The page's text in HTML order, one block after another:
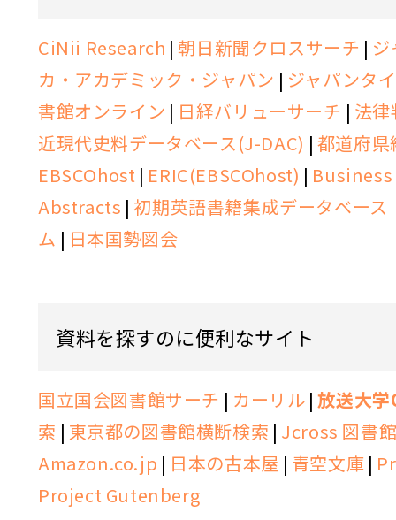
CiNii Research |朝日新聞クロスサーチ |
カ・アカデミック・ジャパン | ジャパンタ
書館オンライン | 日経バリューサーチ | 法
近現代史料データベース(J-DAC) | 都道府県
EBSCOhost | ERIC(EBSCOhost) |
Abstracts |初期英語書籍集成データベース
ム | 日本国勢図会
資料を探すのに便利なサイト
国立国会図書館サーチ | カーリル |放送大学
索 | 東京都の図書館横断検索 | Jcross 図書
Amazon.co.jp | 日本の古本屋 | 青空文庫 |
Project Gutenberg